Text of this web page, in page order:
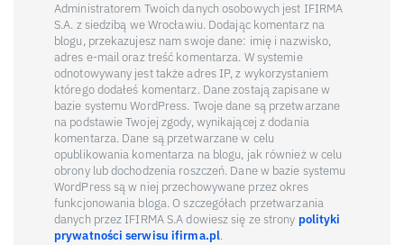
Administratorem Twoich danych osobowych jest IFIRMA
S.A. z siedzibą we Wrocławiu. Dodając komentarz na
blogu, przekazujesz nam swoje dane: imię i nazwisko,
adres e-mail oraz treść komentarza. W systemie
odnotowywany jest także adres IP, z wykorzystaniem
którego dodałeś komentarz. Dane zostają zapisane w
bazie systemu WordPress. Twoje dane są przetwarzane
na podstawie Twojej zgody, wynikającej z dodania
komentarza. Dane są przetwarzane w celu
opublikowania komentarza na blogu, jak również w celu
obrony lub dochodzenia roszczeń. Dane w bazie systemu
WordPress są w niej przechowywane przez okres
funkcjonowania bloga. O szczegółach przetwarzania
danych przez IFIRMA S.A dowiesz się ze strony polityki
prywatności serwisu ifirma.pl.